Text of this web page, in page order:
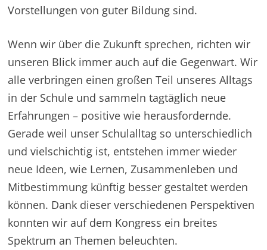
Vorstellungen von guter Bildung sind.
Wenn wir über die Zukunft sprechen, richten wir
unseren Blick immer auch auf die Gegenwart. Wir
alle verbringen einen großen Teil unseres Alltags
in der Schule und sammeln tagtäglich neue
Erfahrungen – positive wie herausfordernde.
Gerade weil unser Schulalltag so unterschiedlich
und vielschichtig ist, entstehen immer wieder
neue Ideen, wie Lernen, Zusammenleben und
Mitbestimmung künftig besser gestaltet werden
können. Dank dieser verschiedenen Perspektiven
konnten wir auf dem Kongress ein breites
Spektrum an Themen beleuchten.